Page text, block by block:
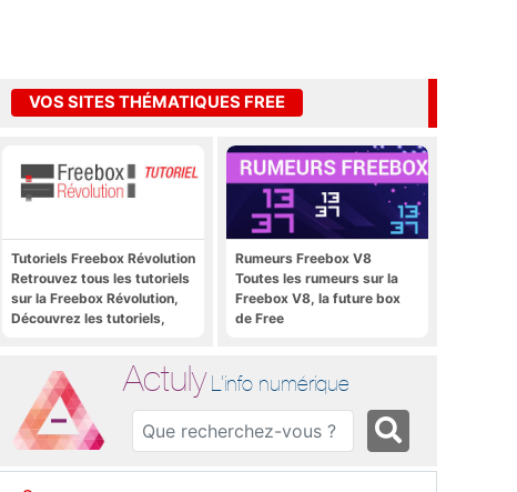
VOS SITES THÉMATIQUES FREE
Tutoriels Freebox Révolution
Retrouvez tous les tutoriels
sur la Freebox Révolution,
Découvrez les tutoriels,
Freebox Server, Freebox
Player
Rumeurs Freebox V8
Toutes les rumeurs sur la
Freebox V8, la future box
de Free
Actuly L'info numérique